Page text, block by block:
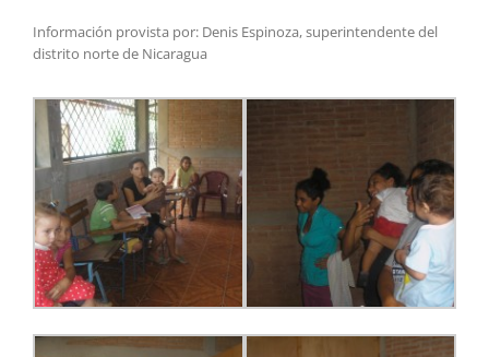
Información provista por: Denis Espinoza, superintendente del
distrito norte de Nicaragua